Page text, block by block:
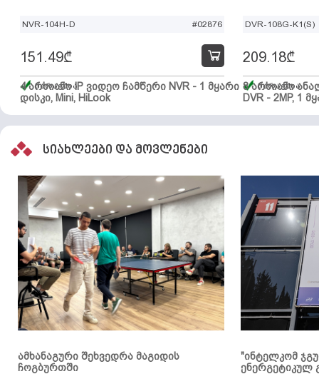
NVR-104H-D #02876
4 არხიანი IP ვიდეო ჩამწერი NVR - 1 მყარი
დისკი, Mini, HiLook
151.49₾
მარაგშია
DVR-108G-K1(S)
8 არხიანი
DVR - 2MP, 1
209.18₾
მარაგშია
სიახლეები და მოვლენები
ამხანაგური შეხვედრა მაგიდის
ჩოგბურთში
"ინტელკომ
ენერგეტიკულ